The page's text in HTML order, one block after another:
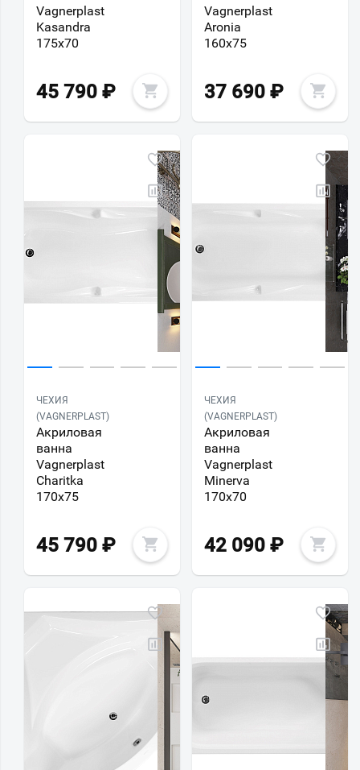
Vagnerplast
Kasandra
175х70
45 790 ₽
Vagnerplast
Aronia
160х75
37 690 ₽
ЧЕХИЯ
(VAGNERPLAST)
Акриловая
ванна
Vagnerplast
Charitka
170х75
45 790 ₽
ЧЕХИЯ
(VAGNERPLAST)
Акриловая
ванна
Vagnerplast
Minerva
170х70
42 090 ₽